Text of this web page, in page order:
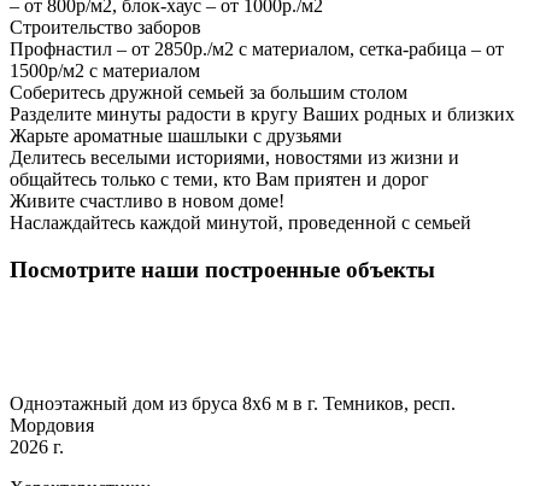
– от 800р/м2, блок-хаус – от 1000р./м2
Строительство заборов
Профнастил – от 2850р./м2 с материалом, сетка-рабица – от
1500р/м2 с материалом
Соберитесь дружной семьей за большим столом
Разделите минуты радости в кругу Ваших родных и близких
Жарьте ароматные шашлыки с друзьями
Делитесь веселыми историями, новостями из жизни и
общайтесь только с теми, кто Вам приятен и дорог
Живите счастливо в новом доме!
Наслаждайтесь каждой минутой, проведенной с семьей
Посмотрите наши построенные объекты
Одноэтажный дом из бруса 8х6 м в г. Темников, респ.
Мордовия
2026 г.